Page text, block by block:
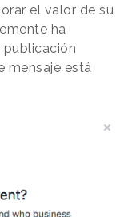
el valor de su
ha
mensaje está